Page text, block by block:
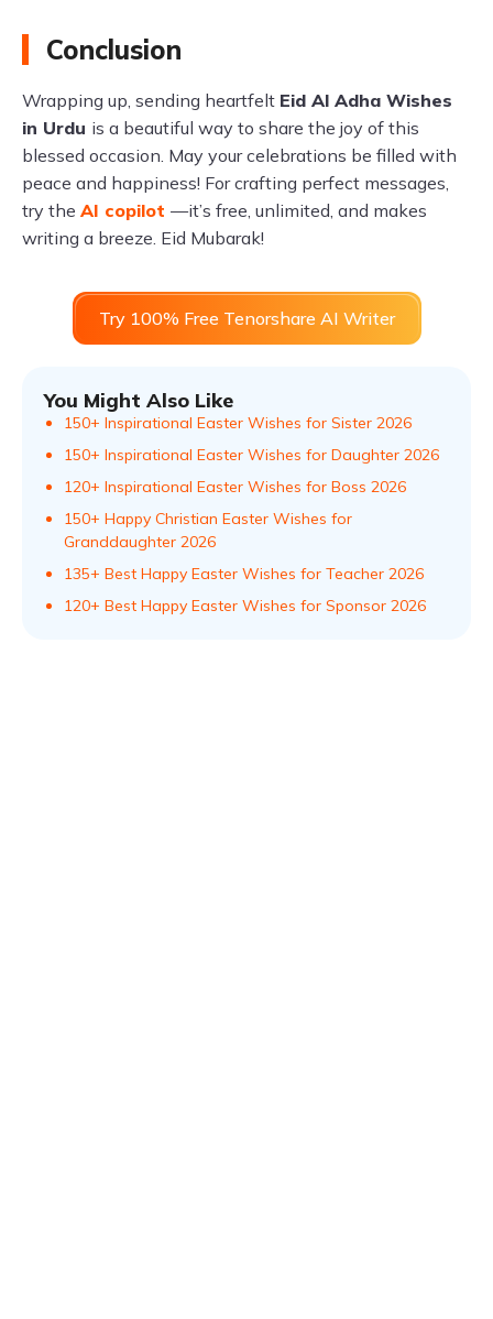
Conclusion
Wrapping up, sending heartfelt Eid Al Adha Wishes
in Urdu is a beautiful way to share the joy of this
blessed occasion. May your celebrations be filled with
peace and happiness! For crafting perfect messages,
try the AI copilot —it’s free, unlimited, and makes
writing a breeze. Eid Mubarak!
Try 100% Free Tenorshare AI Writer
You Might Also Like
150+ Inspirational Easter Wishes for Sister 2026
150+ Inspirational Easter Wishes for Daughter 2026
120+ Inspirational Easter Wishes for Boss 2026
150+ Happy Christian Easter Wishes for
Granddaughter 2026
135+ Best Happy Easter Wishes for Teacher 2026
120+ Best Happy Easter Wishes for Sponsor 2026